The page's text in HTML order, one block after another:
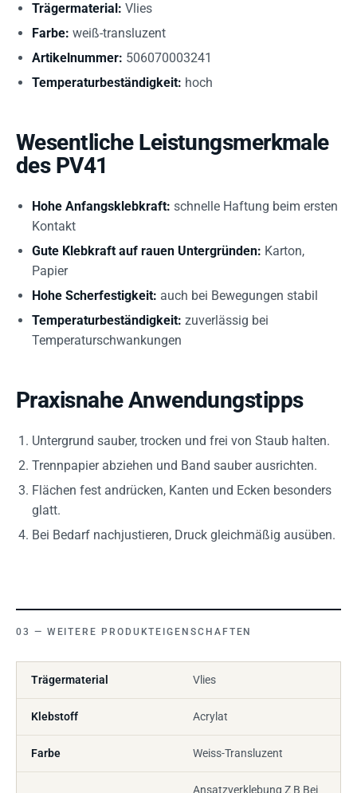
Trägermaterial: Vlies
Farbe: weiß-transluzent
Artikelnummer: 506070003241
Temperaturbeständigkeit: hoch
Wesentliche Leistungsmerkmale
des PV41
Hohe Anfangsklebkraft: schnelle Haftung beim ersten
Kontakt
Gute Klebkraft auf rauen Untergründen: Karton,
Papier
Hohe Scherfestigkeit: auch bei Bewegungen stabil
Temperaturbeständigkeit: zuverlässig bei
Temperaturschwankungen
Praxisnahe Anwendungstipps
Untergrund sauber, trocken und frei von Staub halten.
Trennpapier abziehen und Band sauber ausrichten.
Flächen fest andrücken, Kanten und Ecken besonders
glatt.
Bei Bedarf nachjustieren, Druck gleichmäßig ausüben.
WEITERE PRODUKTEIGENSCHAFTEN
Trägermaterial Vlies
Klebstoff Acrylat
Farbe Weiss-Transluzent
Ansatzverklebung Z B Bei